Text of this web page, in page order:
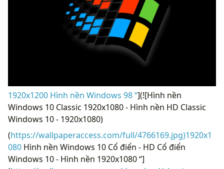
1920x1200 Hình nền Windows 98 “](![Hình nền
Windows 10 Classic 1920x1080 - Hình nền HD Classic
Windows 10 - 1920x1080)
(https://wallpaperaccess.com/full/4766169.jpg)1920x1
080 Hình nền Windows 10 Cổ điển - HD Cổ điển
Windows 10 - Hình nền 1920x1080 “]